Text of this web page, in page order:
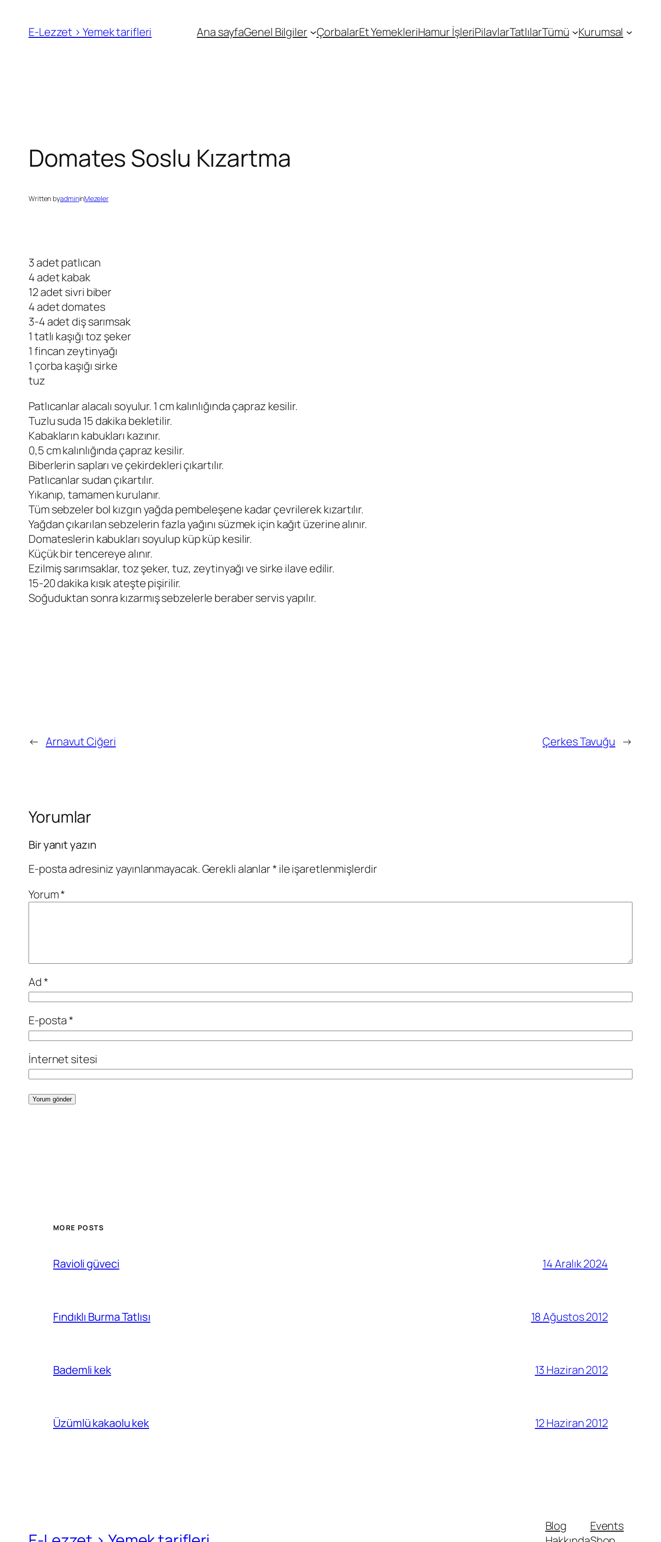
E-Lezzet › Yemek tarifleri Ana sayfaGenel Bilgiler ÇorbalarEt YemekleriHamur İşleriPilavlarTatlılarTümü Kurumsal
Domates Soslu Kızartma
Written byadmininMezeler
3 adet patlıcan
4 adet kabak
12 adet sivri biber
4 adet domates
3-4 adet diş sarımsak
1 tatlı kaşığı toz şeker
1 fincan zeytinyağı
1 çorba kaşığı sirke
tuz
Patlıcanlar alacalı soyulur. 1 cm kalınlığında çapraz kesilir.
Tuzlu suda 15 dakika bekletilir.
Kabakların kabukları kazınır.
0,5 cm kalınlığında çapraz kesilir.
Biberlerin sapları ve çekirdekleri çıkartılır.
Patlıcanlar sudan çıkartılır.
Yıkanıp, tamamen kurulanır.
Tüm sebzeler bol kızgın yağda pembeleşene kadar çevrilerek kızartılır.
Yağdan çıkarılan sebzelerin fazla yağını süzmek için kağıt üzerine alınır.
Domateslerin kabukları soyulup küp küp kesilir.
Küçük bir tencereye alınır.
Ezilmiş sarımsaklar, toz şeker, tuz, zeytinyağı ve sirke ilave edilir.
15-20 dakika kısık ateşte pişirilir.
Soğuduktan sonra kızarmış sebzelerle beraber servis yapılır.
← Arnavut Ciğeri Çerkes Tavuğu →
Yorumlar
Bir yanıt yazın
E-posta adresiniz yayınlanmayacak.Gerekli alanlar* ile işaretlenmişlerdir
Yorum*
Ad*
E-posta*
İnternet sitesi
MORE POSTS
Ravioli güveci 14 Aralık 2024
Fındıklı Burma Tatlısı 18 Ağustos 2012
Bademli kek 13 Haziran 2012
Üzümlü kakaolu kek 12 Haziran 2012
Blog
Events